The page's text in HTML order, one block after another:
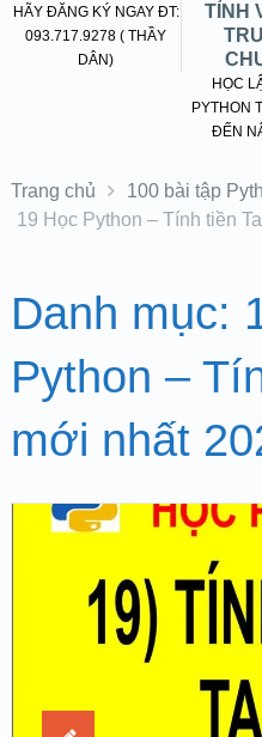
HÃY ĐĂNG KÝ NGAY ĐT:
093.717.9278 ( THẦY
DÂN)
TỈNH
HỌC
PYTHON
ĐẾN
Trang chủ
100 bài tập
19 Học Python – Tính tiền
Danh mục:
Python –
mới nhất